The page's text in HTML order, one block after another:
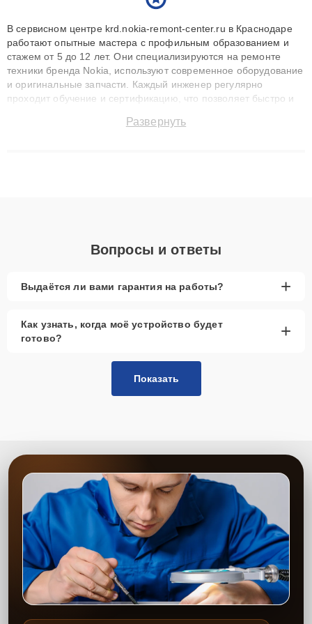
В сервисном центре krd.nokia-remont-center.ru в Краснодаре
работают опытные мастера с профильным образованием и
стажем от 5 до 12 лет. Они специализируются на ремонте
техники бренда Nokia, используют современное оборудование
и оригинальные запчасти. Каждый инженер регулярно
проходит обучение и сертификацию, что позволяет быстро и
сохранением гарантии до 3 лет. Наши мастера решают
Развернуть
Вопросы и ответы
Выдаётся ли вами гарантия на работы? +
Как узнать, когда моё устройство будет
готово?
+
Показать